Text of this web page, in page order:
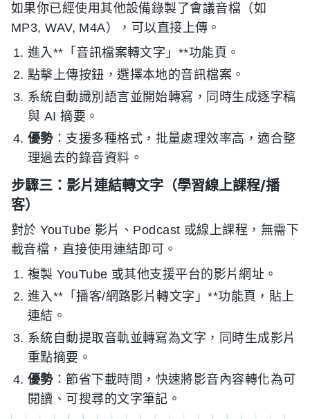
如果你已經使用其他設備錄製了會議音檔（如
MP3, WAV, M4A），可以直接上傳。
進入**「音訊檔案轉文字」**功能頁。
點擊上傳按鈕，選擇本地的音訊檔案。
系統自動識別語言並開始轉寫，同時生成逐字稿
與 AI 摘要。
優勢：支援多種格式，批量處理效率高，適合整
理過去的錄音資料。
步驟三：影片連結轉文字（學習線上課程/播
客）
對於 YouTube 影片、Podcast 或線上課程，無需下
載音檔，直接使用連結即可。
複製 YouTube 或其他支援平台的影片網址。
進入**「播客/網路影片轉文字」**功能頁，貼上
連結。
系統自動提取音軌並轉寫為文字，同時生成影片
重點摘要。
優勢：節省下載時間，快速將影音內容轉化為可
閱讀、可搜尋的文字筆記。